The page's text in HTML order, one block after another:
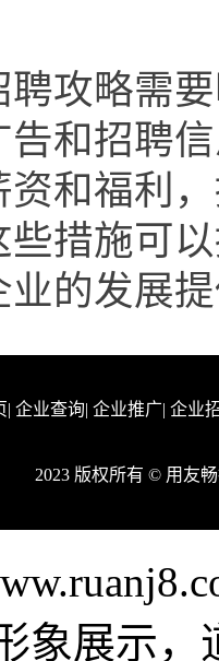
攻略需
和招聘
和福利
措施可
的发展
| 企业查询| 企业推广| 企业
2023 版权所有 © 用友
象展示